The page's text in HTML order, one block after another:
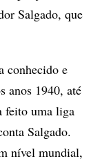
Salgado, que
conhecido e
anos 1940, até
feito uma liga
Salgado.
nível mundial,